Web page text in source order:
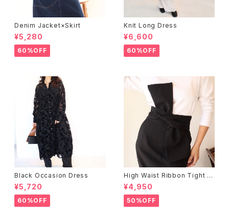
Denim Jacket×Skirt
¥5,280
60%OFF
Knit Long Dress
¥6,600
60%OFF
Black Occasion Dress
¥5,720
60%OFF
High Waist Ribbon Tight S
kirt
¥4,950
50%OFF